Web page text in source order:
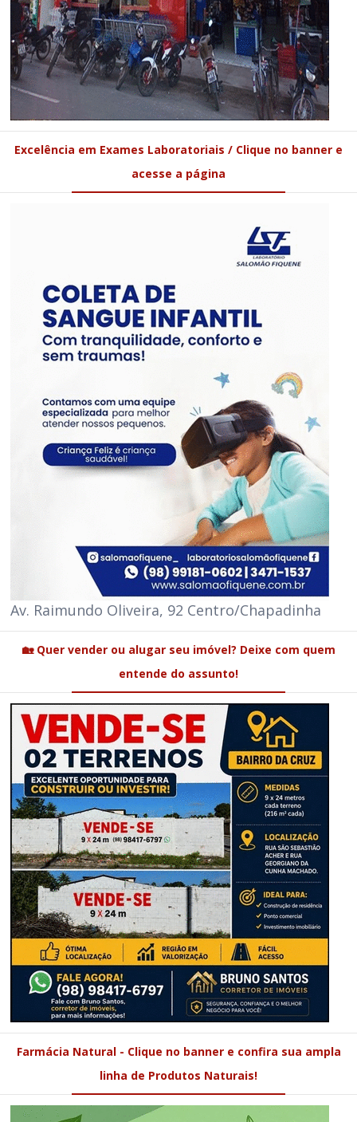
Excelência em Exames Laboratoriais / Clique no banner e
acesse a página
Av. Raimundo Oliveira, 92 Centro/Chapadinha
🏡 Quer vender ou alugar seu imóvel? Deixe com quem
entende do assunto!
Farmácia Natural - Clique no banner e confira sua ampla
linha de Produtos Naturais!